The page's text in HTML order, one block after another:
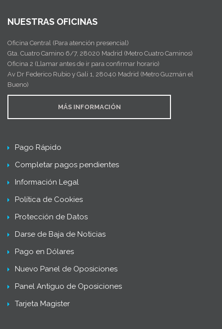
NUESTRAS OFICINAS
Oficina Central (Para atención presencial)
Gta. Cuatro Camino 6/7, 28020 Madrid (Metro Cuatro Caminos)
Oficina 2 (Llamar antes de ir para confirmar horario)
Av Dr Federico Rubio y Gali 1, 28040 Madrid (Metro Guzmán el
Bueno)
MÁS INFORMACIÓN
Pago Rápido
Completar pagos pendientes
Información Legal
Política de Cookies
Protección de Datos
Darse de Baja de Noticias
Pago en Dólares
Nuevo Panel de Oposiciones
Panel Antiguo de Oposiciones
Tarjeta Magister